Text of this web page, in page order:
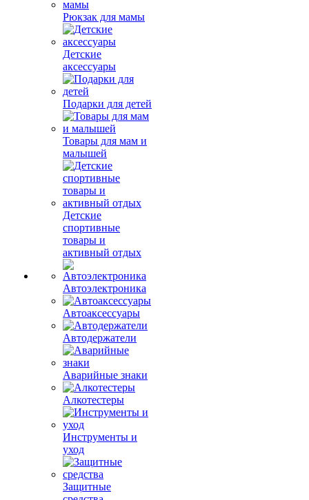
Рюкзак для мамы
Детские
аксессуары
Подарки для детей
Товары для мам и
малышей
Детские
спортивные
товары и
активный отдых
Автоэлектроника
Автоаксессуары
Автодержатели
Аварийные знаки
Алкотестеры
Инструменты и
уход
Защитные